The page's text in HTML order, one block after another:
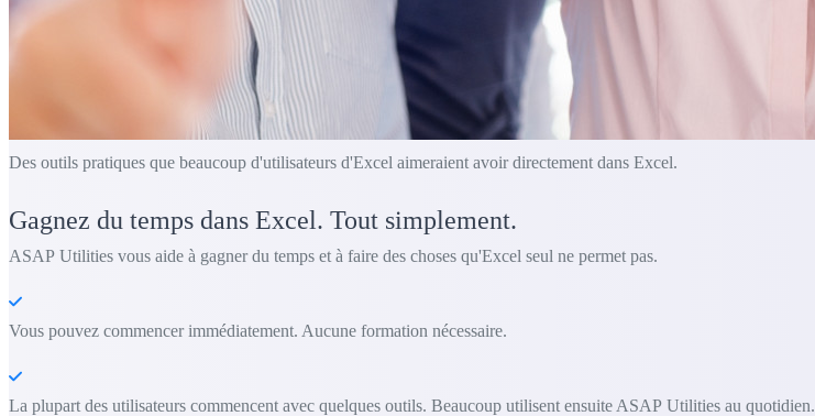
Des outils pratiques que beaucoup d'utilisateurs d'Excel aimeraient avoir directement dans Excel.
Gagnez du temps dans Excel. Tout simplement.
ASAP Utilities vous aide à gagner du temps et à faire des choses qu'Excel seul ne permet pas.
Vous pouvez commencer immédiatement. Aucune formation nécessaire.
La plupart des utilisateurs commencent avec quelques outils. Beaucoup utilisent ensuite ASAP Utilities au quotidien.